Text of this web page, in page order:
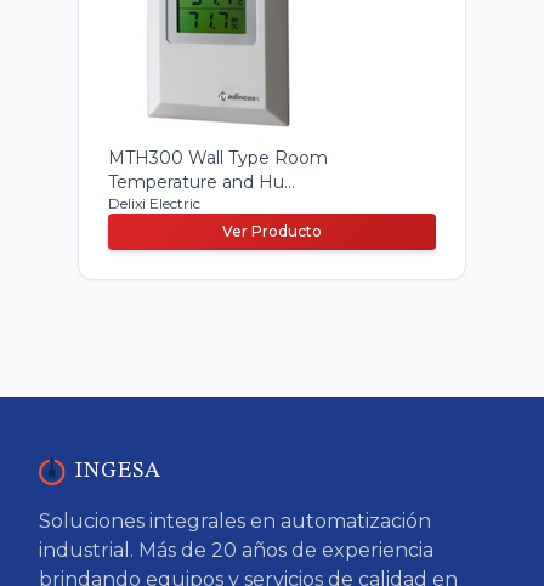
MTH300 Wall Type Room
Temperature and Hu...
Delixi Electric
Ver Producto
INGESA
Soluciones integrales en automatización
industrial. Más de 20 años de experiencia
brindando equipos y servicios de calidad en